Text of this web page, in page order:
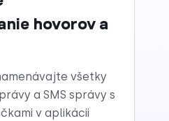
hovorov a
všetky
a SMS správy s
v aplikácii